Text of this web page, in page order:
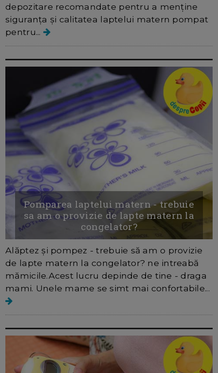
depozitare recomandate pentru a menține
siguranța și calitatea laptelui matern pompat
pentru...
Pomparea laptelui matern - trebuie
sa am o provizie de lapte matern la
congelator?
Alăptez și pompez - trebuie să am o provizie
de lapte matern la congelator? ne intreabă
mămicile.Acest lucru depinde de tine - draga
mami. Unele mame se simt mai confortabile...